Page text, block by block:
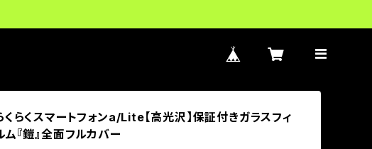
くらくスマートフォンa/Lite【高光沢】保証付きガラスフィ
ム『鎧』全面フルカバー